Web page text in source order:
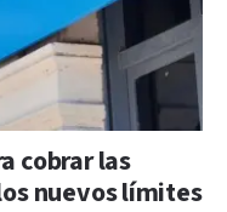
cobrar las
nuevos límites